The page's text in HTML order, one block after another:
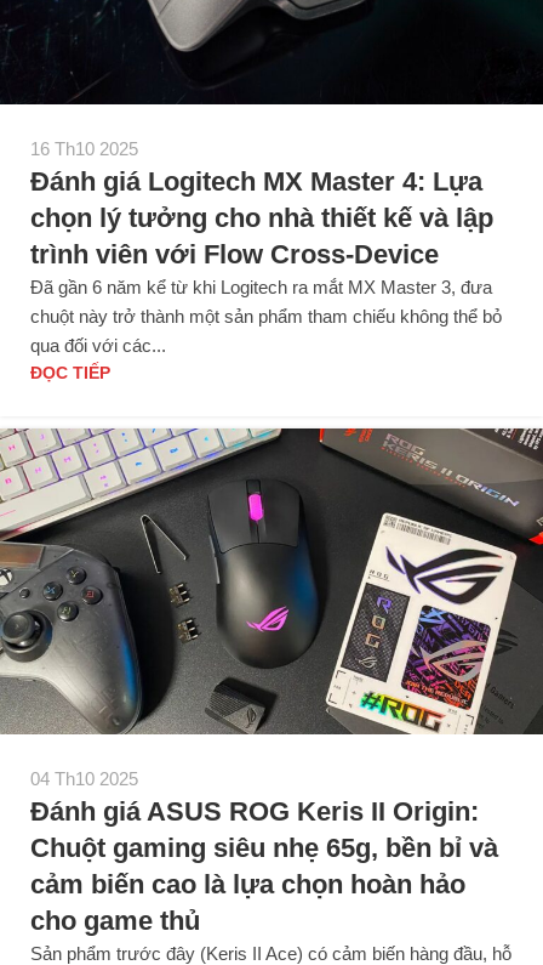
16 Th10 2025
Đánh giá Logitech MX Master 4: Lựa
chọn lý tưởng cho nhà thiết kế và lập
trình viên với Flow Cross-Device
Đã gần 6 năm kể từ khi Logitech ra mắt MX Master 3, đưa
chuột này trở thành một sản phẩm tham chiếu không thể bỏ
qua đối với các...
ĐỌC TIẾP
04 Th10 2025
Đánh giá ASUS ROG Keris II Origin:
Chuột gaming siêu nhẹ 65g, bền bỉ và
cảm biến cao là lựa chọn hoàn hảo
cho game thủ
Sản phẩm trước đây (Keris II Ace) có cảm biến hàng đầu, hỗ